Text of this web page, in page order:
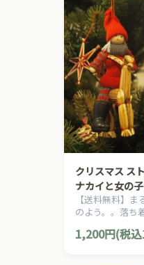
クリスマス ス
ナカイと女の子
【送料無料】
のよう。。落ち
ー・スタイルの
1,200円(税